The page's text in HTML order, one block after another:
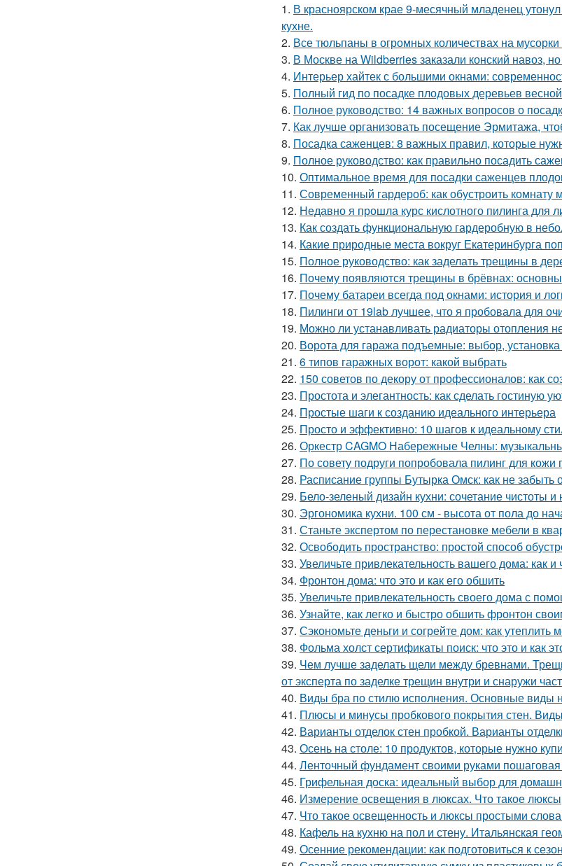
1. В красноярском крае 9-месячный младенец
кухне.
2. Все тюльпаны в огромных количествах на
3. В Москве на Wildberries заказали конский навоз,
4. Интерьер хайтек с большими окнами:
5. Полный гид по посадке плодовых деревьев
6. Полное руководство: 14 важных вопросов о
7. Как лучше организовать посещение Эрмитажа,
8. Посадка саженцев: 8 важных правил, которые
9. Полное руководство: как правильно посадить
10. Оптимальное время для посадки саженцев
11. Современный гардероб: как обустроить комнату
12. Недавно я прошла курс кислотного пилинга для
13. Как создать функциональную гардеробную в
14. Какие природные места вокруг Екатеринбурга
15. Полное руководство: как заделать трещины в
16. Почему появляются трещины в брёвнах:
17. Почему батареи всегда под окнами: история и
18. Пилинги от 19lab лучшее, что я пробовала для
19. Можно ли устанавливать радиаторы отопления
20. Ворота для гаража подъемные: выбор, установка
21. 6 типов гаражных ворот: какой выбрать
22. 150 советов по декору от профессионалов: как
23. Простота и элегантность: как сделать гостиную
24. Простые шаги к созданию идеального интерьера
25. Просто и эффективно: 10 шагов к идеальному
26. Оркестр CAGMO Набережные Челны:
27. По совету подруги попробовала пилинг для кожи
28. Расписание группы Бутырка Омск: как не
29. Бело-зеленый дизайн кухни: сочетание чистоты и
30. Эргономика кухни. 100 см - высота от пола до
31. Станьте экспертом по перестановке мебели в
32. Освободить пространство: простой способ
33. Увеличьте привлекательность вашего дома: как
34. Фронтон дома: что это и как его обшить
35. Увеличьте привлекательность своего дома с
36. Узнайте, как легко и быстро обшить фронтон
37. Сэкономьте деньги и согрейте дом: как
38. Фольма холст сертификаты поиск: что это и как
39. Чем лучше заделать щели между бревнами.
от эксперта по заделке трещин внутри и снаружи
40. Виды бра по стилю исполнения. Основные виды
41. Плюсы и минусы пробкового покрытия стен.
42. Варианты отделок стен пробкой. Варианты
43. Осень на столе: 10 продуктов, которые нужно
44. Ленточный фундамент своими руками
45. Грифельная доска: идеальный выбор для
46. Измерение освещения в люксах. Что такое люксы
47. Что такое освещенность и люксы простыми
48. Кафель на кухню на пол и стену. Итальянская
49. Осенние рекомендации: как подготовиться к